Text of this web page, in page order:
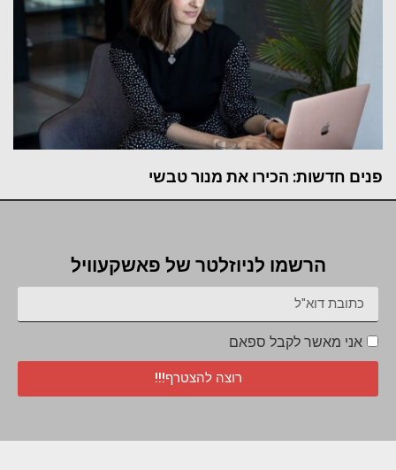
פנים חדשות: הכירו את מנור טבשי
הרשמו לניוזלטר של פאשקעוויל
אני מאשר לקבל ספאם
רוצה להצטרף!!!